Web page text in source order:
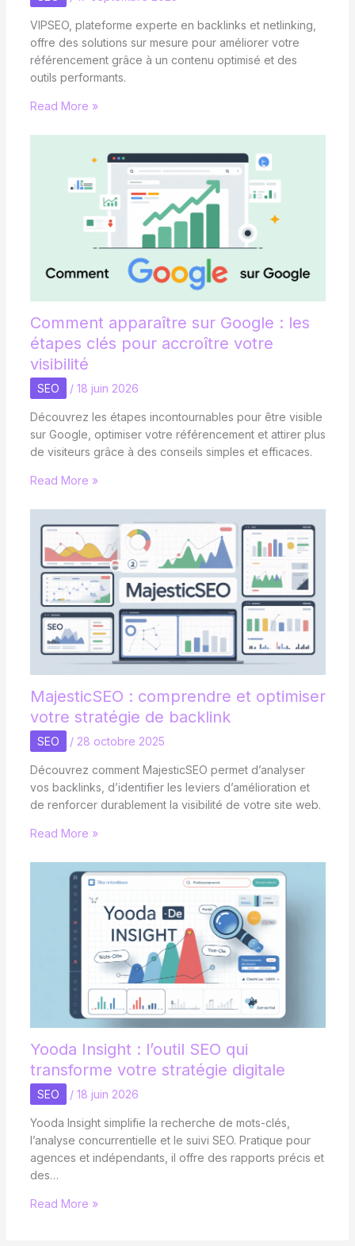
VIPSEO, plateforme experte en backlinks et netlinking,
offre des solutions sur mesure pour améliorer votre
référencement grâce à un contenu optimisé et des
outils performants.
Read More »
Comment apparaître sur Google : les
étapes clés pour accroître votre
visibilité
SEO / 18 juin 2026
Découvrez les étapes incontournables pour être visible
sur Google, optimiser votre référencement et attirer plus
de visiteurs grâce à des conseils simples et efficaces.
Read More »
MajesticSEO : comprendre et optimiser
votre stratégie de backlink
SEO / 28 octobre 2025
Découvrez comment MajesticSEO permet d’analyser
vos backlinks, d’identifier les leviers d’amélioration et
de renforcer durablement la visibilité de votre site web.
Read More »
Yooda Insight : l’outil SEO qui
transforme votre stratégie digitale
SEO / 18 juin 2026
Yooda Insight simplifie la recherche de mots-clés,
l’analyse concurrentielle et le suivi SEO. Pratique pour
agences et indépendants, il offre des rapports précis et
des…
Read More »